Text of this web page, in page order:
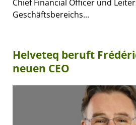
Chief Financial Officer und
Geschäftsbereichs...
Helveteq beruft
neuen CEO